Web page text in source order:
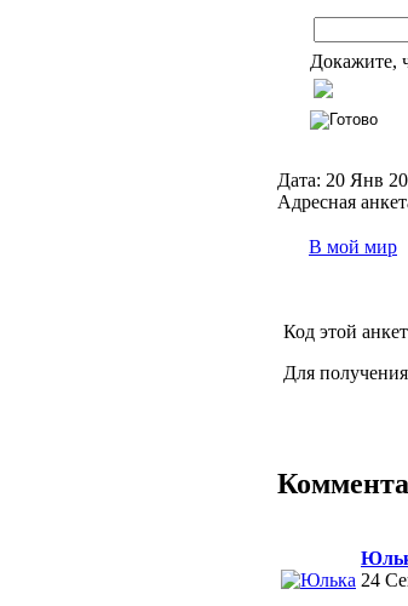
Докажите,
Дата: 20 Янв
Адресная
В мой мир
Код этой
Для
24